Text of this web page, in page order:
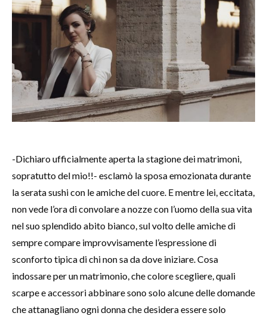
-Dichiaro ufficialmente aperta la stagione dei matrimoni,
sopratutto del mio!!- esclamò la sposa emozionata durante
la serata sushi con le amiche del cuore. E mentre lei, eccitata,
non vede l’ora di convolare a nozze con l’uomo della sua vita
nel suo splendido abito bianco, sul volto delle amiche di
sempre compare improvvisamente l’espressione di
sconforto tipica di chi non sa da dove iniziare. Cosa
indossare per un matrimonio, che colore scegliere, quali
scarpe e accessori abbinare sono solo alcune delle domande
che attanagliano ogni donna che desidera essere solo